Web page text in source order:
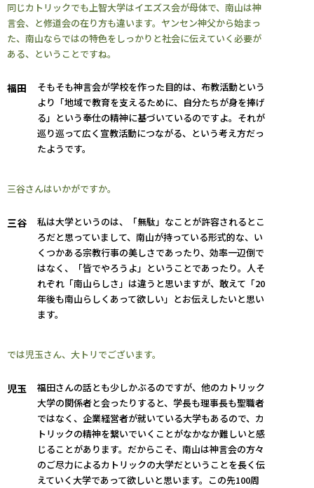
同じカトリックでも上智大学はイエズス会が母体で、南山は神
言会、と修道会の在り方も違います。ヤンセン神父から始まっ
た、南山ならではの特色をしっかりと社会に伝えていく必要が
ある、ということですね。
福田
そもそも神言会が学校を作った目的は、布教活動という
より「地域で教育を支えるために、自分たちが身を捧げ
る」という奉仕の精神に基づいているのですよ。それが
巡り巡って広く宣教活動につながる、という考え方だっ
たようです。
三谷さんはいかがですか。
三谷
私は大学というのは、「無駄」なことが許容されるとこ
ろだと思っていまして、南山が持っている形式的な、い
くつかある宗教行事の美しさであったり、効率一辺倒で
はなく、「皆でやろうよ」ということであったり。人そ
れぞれ「南山らしさ」は違うと思いますが、敢えて「20
年後も南山らしくあって欲しい」とお伝えしたいと思い
ます。
では児玉さん、大トリでございます。
児玉
福田さんの話とも少しかぶるのですが、他のカトリック
大学の関係者と会ったりすると、学長も理事長も聖職者
ではなく、企業経営者が就いている大学もあるので、カ
トリックの精神を繋いでいくことがなかなか難しいと感
じることがあります。だからこそ、南山は神言会の方々
のご尽力によるカトリックの大学だということを長く伝
えていく大学であって欲しいと思います。この先100周